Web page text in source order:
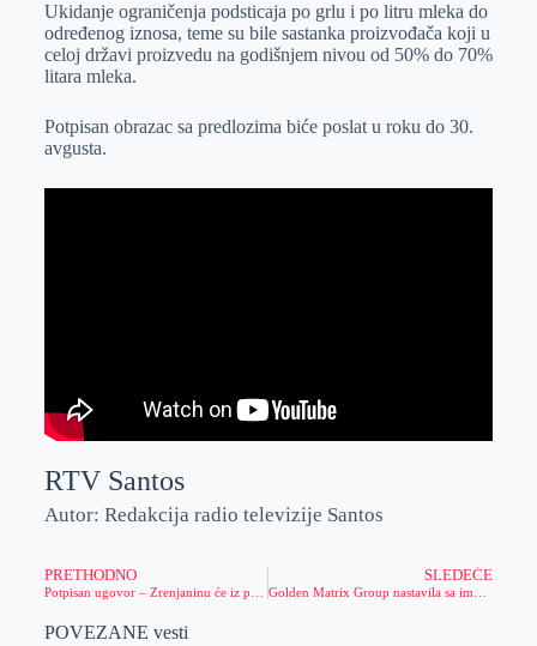
p
Ukidanje ograničenja podsticaja po grlu i po litru mleka do
određenog iznosa, teme su bile sastanka proizvođača koji u
celoj državi proizvedu na godišnjem nivou od 50% do 70%
litara mleka.
Potpisan obrazac sa predlozima biće poslat u roku do 30.
avgusta.
RTV Santos
Autor: Redakcija radio televizije Santos
PRETHODNO SLEDEĆE
POVEZANE vesti